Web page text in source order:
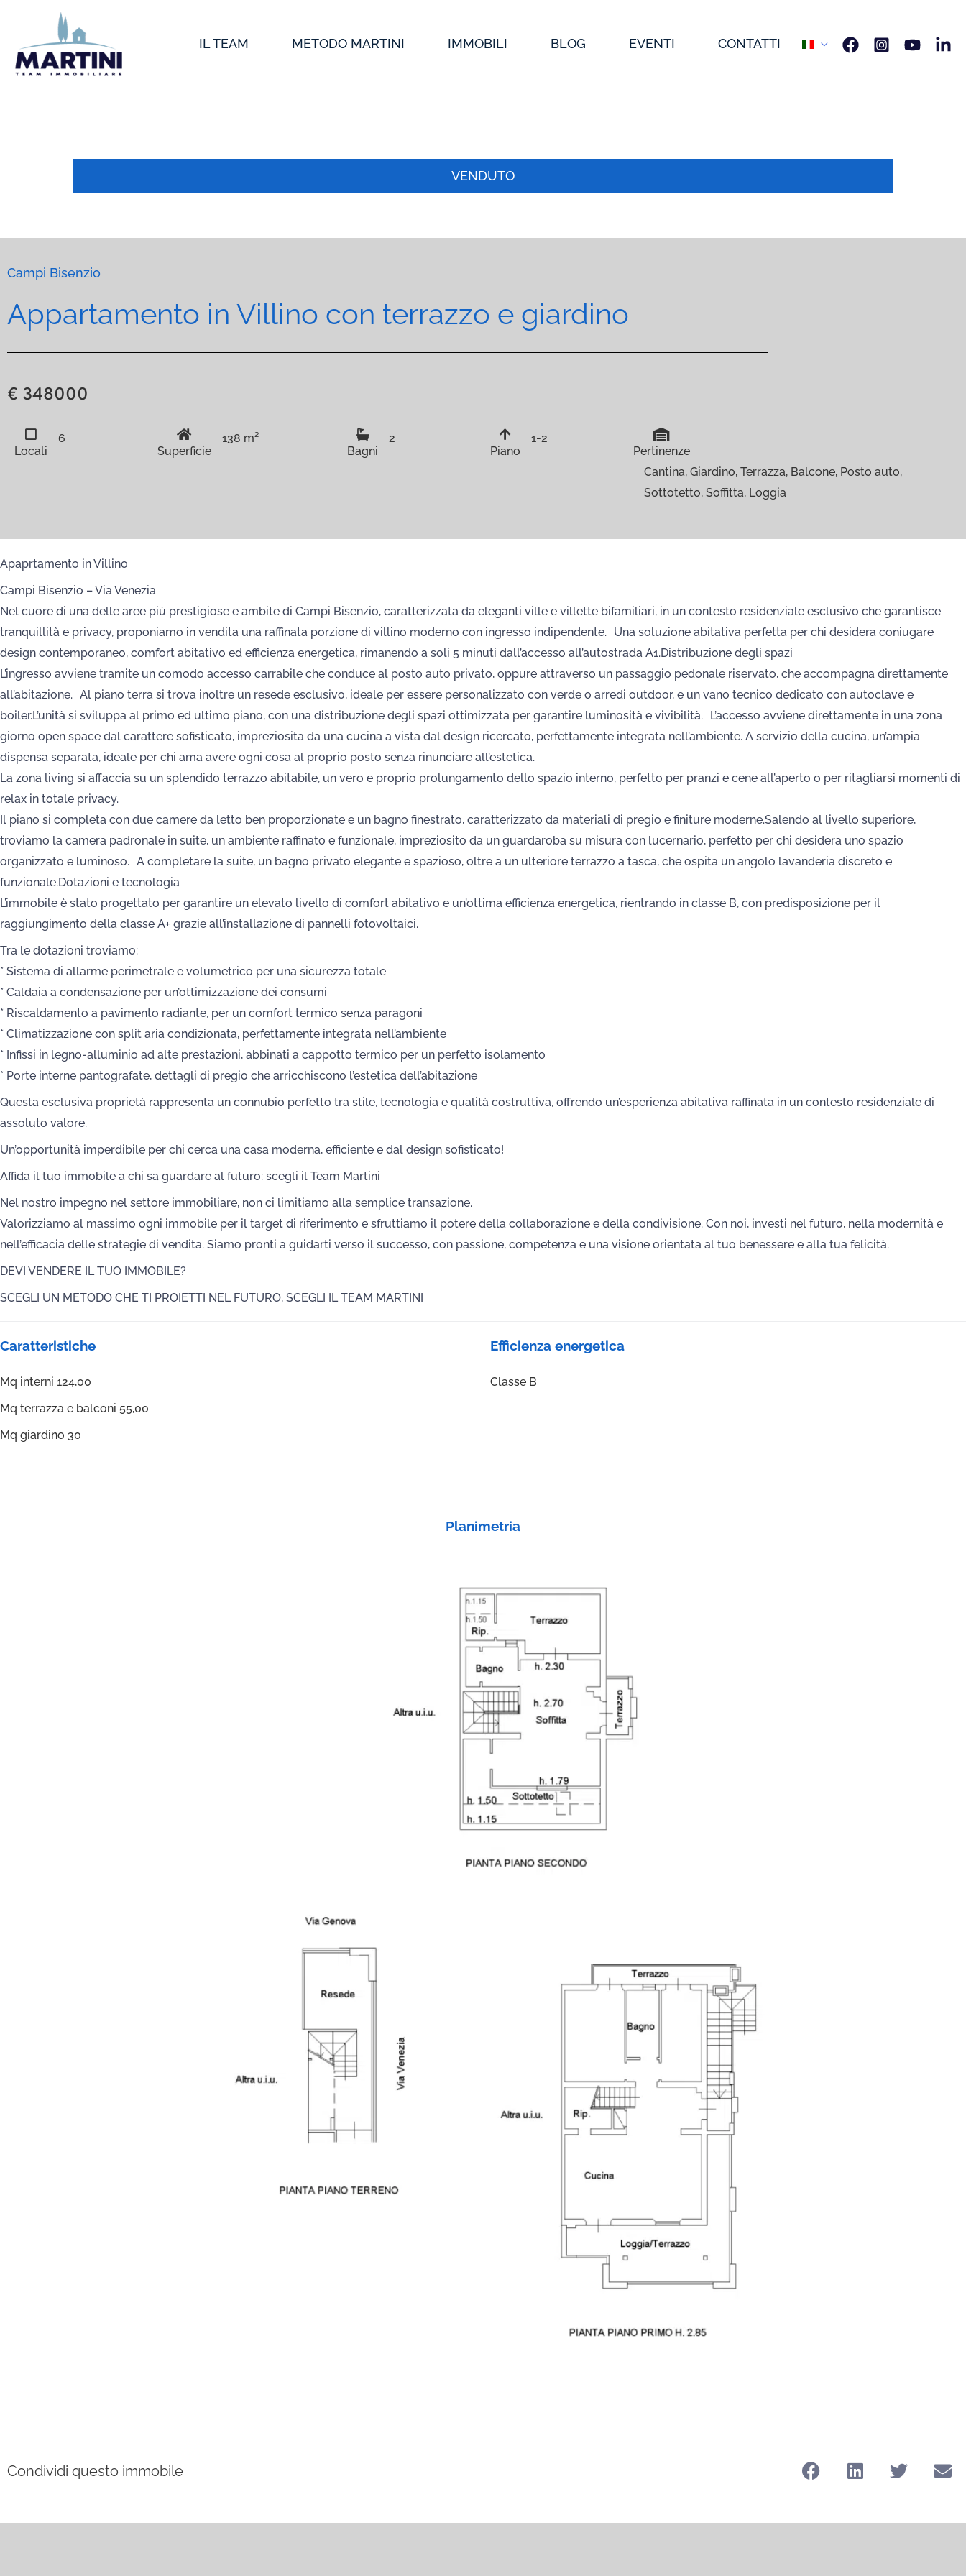
contenuto
IL TEAM METODO MARTINI IMMOBILI BLOG EVENTI CONTATTI
VENDUTO
Campi Bisenzio
Appartamento in Villino con terrazzo e giardino
€ 348000
Locali
6
Superficie
138 m²
Bagni
2
Piano
1-2
Pertinenze
Cantina, Giardino, Terrazza, Balcone, Posto auto,
Sottotetto, Soffitta, Loggia
Apaprtamento in Villino
Campi Bisenzio – Via Venezia
Nel cuore di una delle aree più prestigiose e ambite di Campi Bisenzio, caratterizzata da eleganti ville e villette bifamiliari, in un contesto residenziale esclusivo che garantisce
tranquillità e privacy, proponiamo in vendita una raffinata porzione di villino moderno con ingresso indipendente. Una soluzione abitativa perfetta per chi desidera coniugare
design contemporaneo, comfort abitativo ed efficienza energetica, rimanendo a soli 5 minuti dall’accesso all’autostrada A1.Distribuzione degli spazi
L’ingresso avviene tramite un comodo accesso carrabile che conduce al posto auto privato, oppure attraverso un passaggio pedonale riservato, che accompagna direttamente
all’abitazione. Al piano terra si trova inoltre un resede esclusivo, ideale per essere personalizzato con verde o arredi outdoor, e un vano tecnico dedicato con autoclave e
boiler.L’unità si sviluppa al primo ed ultimo piano, con una distribuzione degli spazi ottimizzata per garantire luminosità e vivibilità. L’accesso avviene direttamente in una zona
giorno open space dal carattere sofisticato, impreziosita da una cucina a vista dal design ricercato, perfettamente integrata nell’ambiente. A servizio della cucina, un’ampia
dispensa separata, ideale per chi ama avere ogni cosa al proprio posto senza rinunciare all’estetica.
La zona living si affaccia su un splendido terrazzo abitabile, un vero e proprio prolungamento dello spazio interno, perfetto per pranzi e cene all’aperto o per ritagliarsi momenti di
relax in totale privacy.
Il piano si completa con due camere da letto ben proporzionate e un bagno finestrato, caratterizzato da materiali di pregio e finiture moderne.Salendo al livello superiore,
troviamo la camera padronale in suite, un ambiente raffinato e funzionale, impreziosito da un guardaroba su misura con lucernario, perfetto per chi desidera uno spazio
organizzato e luminoso. A completare la suite, un bagno privato elegante e spazioso, oltre a un ulteriore terrazzo a tasca, che ospita un angolo lavanderia discreto e
funzionale.Dotazioni e tecnologia
L’immobile è stato progettato per garantire un elevato livello di comfort abitativo e un’ottima efficienza energetica, rientrando in classe B, con predisposizione per il
raggiungimento della classe A+ grazie all’installazione di pannelli fotovoltaici.
Tra le dotazioni troviamo:
* Sistema di allarme perimetrale e volumetrico per una sicurezza totale
* Caldaia a condensazione per un’ottimizzazione dei consumi
* Riscaldamento a pavimento radiante, per un comfort termico senza paragoni
* Climatizzazione con split aria condizionata, perfettamente integrata nell’ambiente
* Infissi in legno-alluminio ad alte prestazioni, abbinati a cappotto termico per un perfetto isolamento
* Porte interne pantografate, dettagli di pregio che arricchiscono l’estetica dell’abitazione
Questa esclusiva proprietà rappresenta un connubio perfetto tra stile, tecnologia e qualità costruttiva, offrendo un’esperienza abitativa raffinata in un contesto residenziale di
assoluto valore.
Un’opportunità imperdibile per chi cerca una casa moderna, efficiente e dal design sofisticato!
Affida il tuo immobile a chi sa guardare al futuro: scegli il Team Martini
Nel nostro impegno nel settore immobiliare, non ci limitiamo alla semplice transazione.
Valorizziamo al massimo ogni immobile per il target di riferimento e sfruttiamo il potere della collaborazione e della condivisione. Con noi, investi nel futuro, nella modernità e
nell’efficacia delle strategie di vendita. Siamo pronti a guidarti verso il successo, con passione, competenza e una visione orientata al tuo benessere e alla tua felicità.
DEVI VENDERE IL TUO IMMOBILE?
SCEGLI UN METODO CHE TI PROIETTI NEL FUTURO, SCEGLI IL TEAM MARTINI
Caratteristiche
Mq interni 124,00
Mq terrazza e balconi 55,00
Mq giardino 30
Efficienza energetica
Classe B
Planimetria
Condividi questo immobile